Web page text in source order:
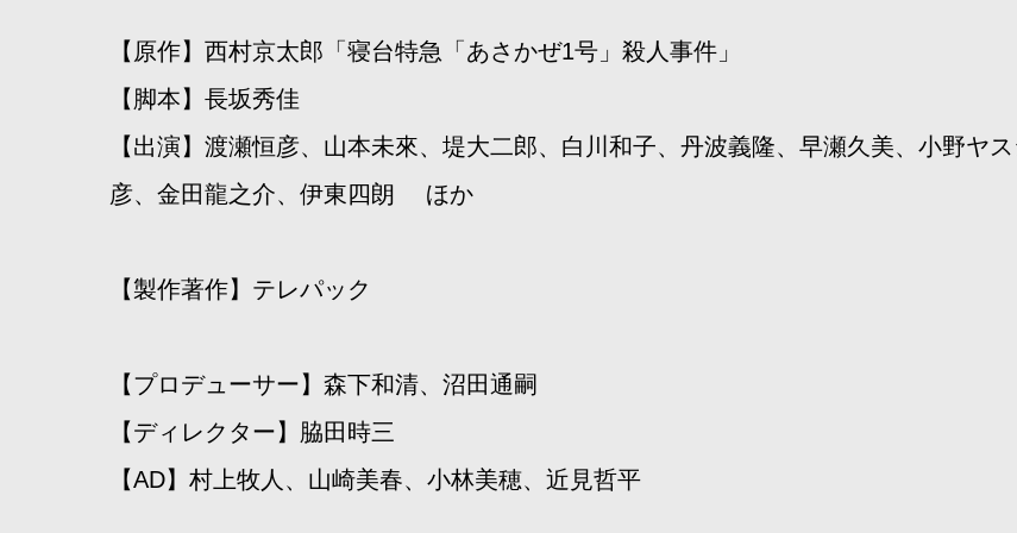
【原作】西村京太郎「寝台特急「あさかぜ1号」殺人事件」
【脚本】長坂秀佳
【出演】渡瀬恒彦、山本未來、堤大二郎、白川和子、丹波義隆、早瀬久美、小野ヤ
彦、金田龍之介、伊東四朗 ほか
【製作著作】テレパック
【プロデューサー】森下和清、沼田通嗣
【ディレクター】脇田時三
【AD】村上牧人、山崎美春、小林美穂、近見哲平